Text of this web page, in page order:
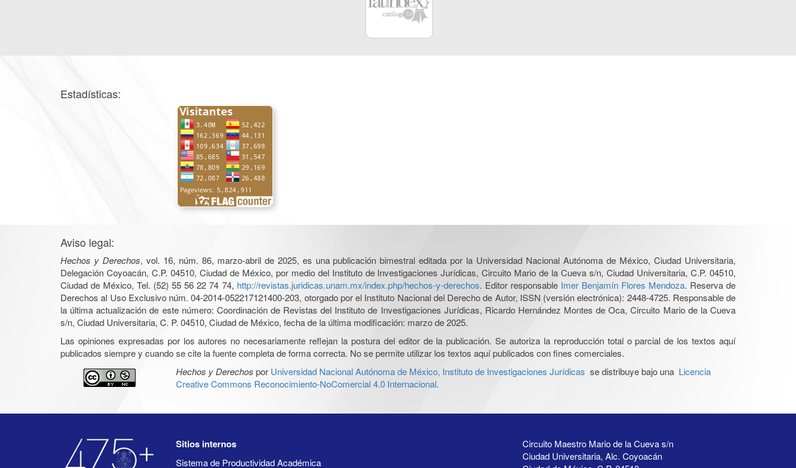
Estadísticas:
Aviso legal:
Hechos y Derechos, vol. 16, núm. 86, marzo-abril de 2025, es una publicación bimestral editada por la Universidad Nacional Autónoma de México, Ciudad Universitaria,
Delegación Coyoacán, C.P. 04510, Ciudad de México, por medio del Instituto de Investigaciones Jurídicas, Circuito Mario de la Cueva s/n, Ciudad Universitaria, C.P. 04510,
Ciudad de México, Tel. (52) 55 56 22 74 74, http://revistas.juridicas.unam.mx/index.php/hechos-y-derechos. Editor responsable Imer Benjamín Flores Mendoza. Reserva de
Derechos al Uso Exclusivo núm. 04-2014-052217121400-203, otorgado por el Instituto Nacional del Derecho de Autor, ISSN (versión electrónica): 2448-4725. Responsable de
la última actualización de este número: Coordinación de Revistas del Instituto de Investigaciones Jurídicas, Ricardo Hernández Montes de Oca, Circuito Mario de la Cueva
s/n, Ciudad Universitaria, C. P. 04510, Ciudad de México, fecha de la última modificación: marzo de 2025.
Las opiniones expresadas por los autores no necesariamente reflejan la postura del editor de la publicación. Se autoriza la reproducción total o parcial de los textos aquí
publicados siempre y cuando se cite la fuente completa de forma correcta. No se permite utilizar los textos aquí publicados con fines comerciales.
Hechos y Derechos por Universidad Nacional Autónoma de México, Instituto de Investigaciones Jurídicas se distribuye bajo una Licencia
Creative Commons Reconocimiento-NoComercial 4.0 Internacional.
Sitios internos
Sistema de Productividad Académica
Circuito Maestro Mario de la Cueva s/n
Ciudad Universitaria, Alc. Coyoacán